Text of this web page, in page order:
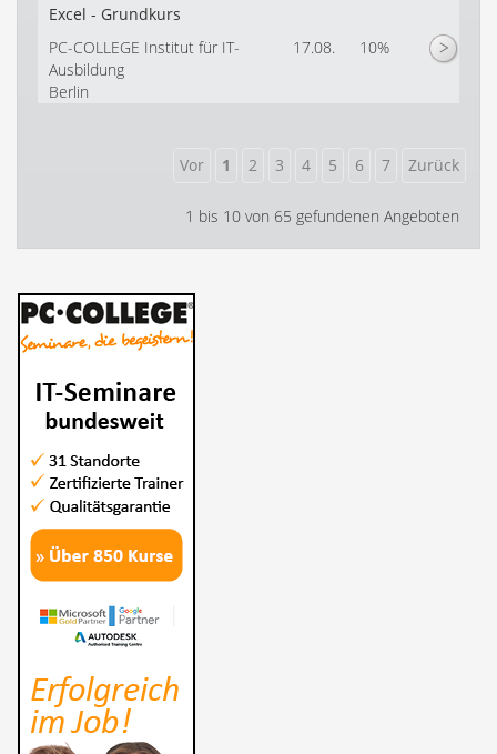
Excel - Grundkurs
PC-COLLEGE Institut für IT-
Ausbildung
Berlin
17.08. 10%
1 bis 10 von 65 gefundenen Angeboten